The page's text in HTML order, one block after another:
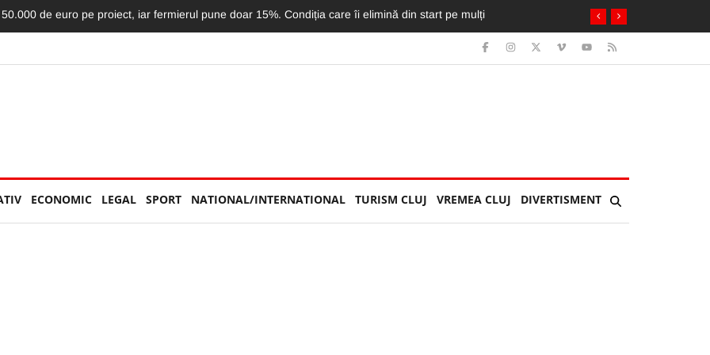
nu e teren de joacă: Aeroportul a făcut publică lista lucrurilor interzise în apropierea pistei de decolar
ECONOMIC LEGAL SPORT NATIONAL/INTERNATIONAL TURISM CLUJ VREMEA CLUJ DIVERTISMENT